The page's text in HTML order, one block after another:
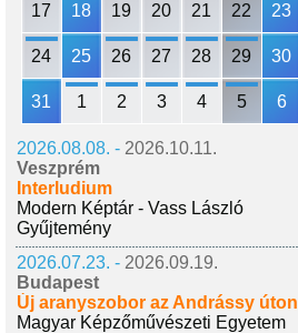
17 18 19 20 21 22 23
24 25 26 27 28 29 30
31 1 2 3 4 5 6
2026.08.08. - 2026.10.11.
Veszprém
Interludium
Modern Képtár - Vass László
Gyűjtemény
2026.07.23. - 2026.09.19.
Budapest
Új aranyszobor az Andrássy úton
Magyar Képzőművészeti Egyetem